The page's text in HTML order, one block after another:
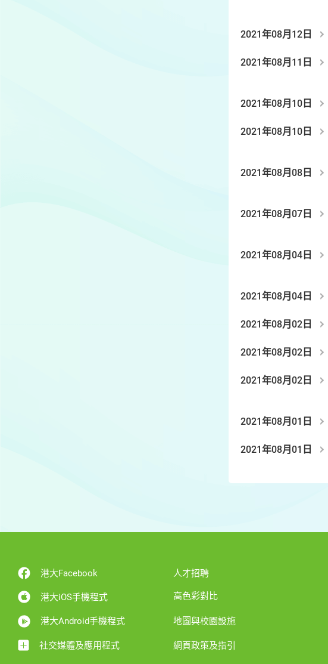
2021年08月12日
2021年08月11日
2021年08月10日
2021年08月10日
2021年08月08日
2021年08月07日
2021年08月04日
2021年08月04日
2021年08月02日
2021年08月02日
2021年08月02日
2021年08月01日
2021年08月01日
港大Facebook
港大iOS手機程式
港大Android手機程式
社交媒體及應用程式
人才招聘
高色彩對比
地圖與校園設施
網頁政策及指引